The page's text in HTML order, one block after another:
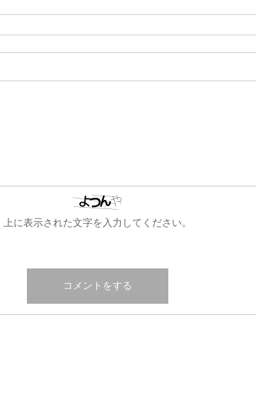
上に表示された文字を入力してください。